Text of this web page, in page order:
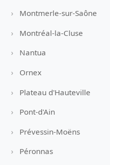
Montmerle-sur-Saône
Montréal-la-Cluse
Nantua
Ornex
Plateau d'Hauteville
Pont-d'Ain
Prévessin-Moëns
Péronnas